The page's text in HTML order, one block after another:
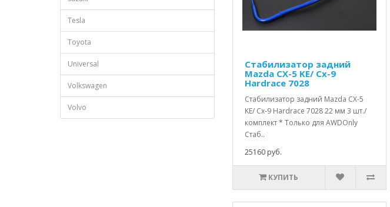
Tesla
Toyota
Universal
Volkswagen
Volvo
Стабилизатор задний
Mazda CX-5 KE/ Cx-9
Hardrace 7028
Стабилизатор задний Mazda CX-5
KE/ Cx-9 Hardrace 7028 22 мм 3 шт./
комплект * Только для AWDOnly
Стаб..
25160 руб.
КУПИТЬ